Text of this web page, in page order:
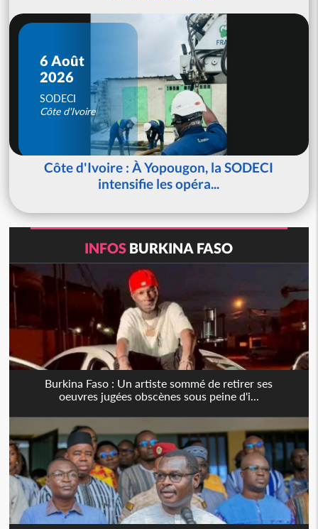
6 Août
2026
SODECI
Côte d'Ivoire
Côte d'Ivoire : À Yopougon, la SODECI
intensifie les opéra...
INFOS BURKINA FASO
Burkina Faso : Un artiste sommé de retirer ses
oeuvres jugées obscènes sous peine d'i...